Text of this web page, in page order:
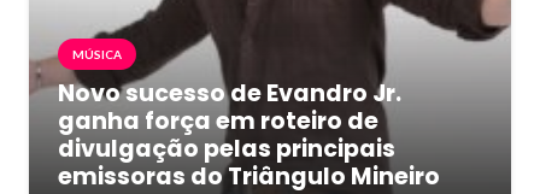
MÚSICA
Novo sucesso de Evandro Jr.
ganha força em roteiro de
divulgação pelas principais
emissoras do Triângulo Mineiro